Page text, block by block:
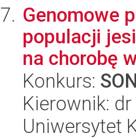
Genomowe
populacji
na chorobę
Konkurs:
Kierownik:
Uniwersytet